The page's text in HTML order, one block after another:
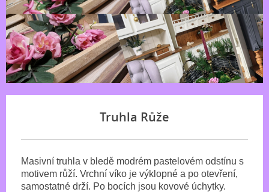
Truhla Růže
Masivní truhla v bledě modrém pastelovém odstínu s
motivem růží. Vrchní víko je výklopné a po otevření,
samostatné drží. Po bocích jsou kovové úchytky.